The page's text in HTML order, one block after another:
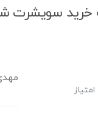
به خرید